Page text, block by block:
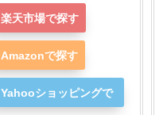
楽天市場で探す
Amazonで探す
Yahooショッピングで